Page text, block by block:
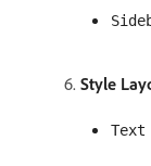
Style
Text